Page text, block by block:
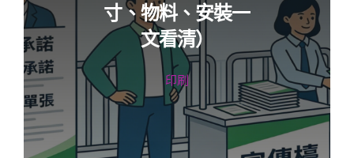
寸、物料、安裝一
文看清）
印刷